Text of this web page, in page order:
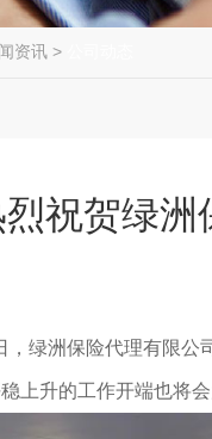
资讯 >
祝贺绿洲
绿洲保险代理有限公
上升的工作开端也将